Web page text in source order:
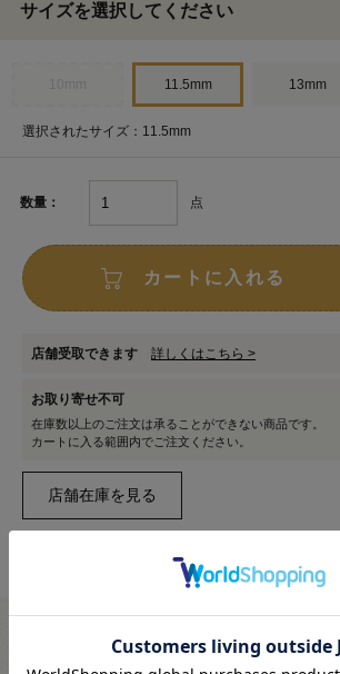
サイズを選択してください
11.5mm 13mm
選択されたサイズ：11.5mm
数量： 点
カートに入れる
店舗受取できます 詳しくはこちら >
お取り寄せ不可
在庫数以上のご注文は承ることができない商品です。
カートに入る範囲内でご注文ください。
※新宿オカダヤ本店お取り扱い商品のご注